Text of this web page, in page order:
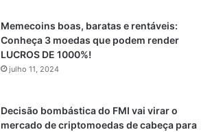
Memecoins boas, baratas e rentáveis:
Conheça 3 moedas que podem render
LUCROS DE 1000%!
julho 11, 2024
Decisão bombástica do FMI vai virar o
mercado de criptomoedas de cabeça para